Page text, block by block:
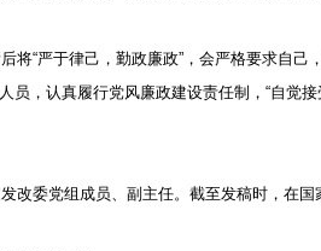
“严于律己，勤政廉政”，会严格要求自己
员，认真履行党风廉政建设责任制，“自觉
委党组成员、副主任。截至发稿时，在国